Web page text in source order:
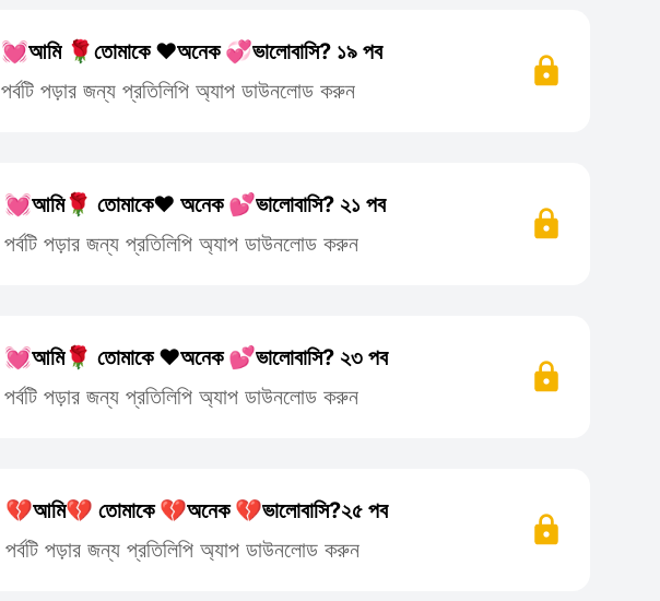
💓আমি 🌹তোমাকে ❤️অনেক 💞ভালোবাসি? ১৯ পব
পর্বটি পড়ার জন্য প্রতিলিপি অ্যাপ ডাউনলোড করুন
💓আমি🌹 তোমাকে❤️ অনেক 💕ভালোবাসি? ২১ পব
পর্বটি পড়ার জন্য প্রতিলিপি অ্যাপ ডাউনলোড করুন
💓আমি🌹 তোমাকে ❤️অনেক 💕ভালোবাসি? ২৩ পব
পর্বটি পড়ার জন্য প্রতিলিপি অ্যাপ ডাউনলোড করুন
💔আমি💔 তোমাকে 💔অনেক 💔ভালোবাসি?২৫ পব
পর্বটি পড়ার জন্য প্রতিলিপি অ্যাপ ডাউনলোড করুন